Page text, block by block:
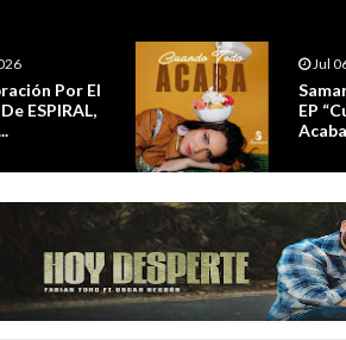
Jul 06 2026
Samara Presenta Su
EP “Cuando Todo
Acaba”